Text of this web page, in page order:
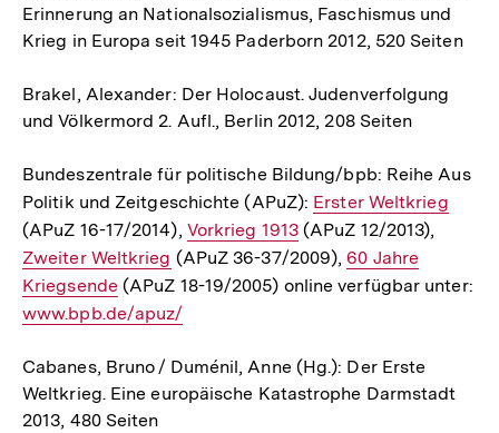
Erinnerung an Nationalsozialismus, Faschismus und
Krieg in Europa seit 1945 Paderborn 2012, 520 Seiten
Brakel, Alexander: Der Holocaust. Judenverfolgung
und Völkermord 2. Aufl., Berlin 2012, 208 Seiten
Bundeszentrale für politische Bildung/bpb: Reihe Aus
Politik und Zeitgeschichte (APuZ): Interner
Link:
Erster Weltkrieg
(APuZ 16-17/2014), Interner
Link:
Vorkrieg 1913(APuZ 12/2013),
Zweiter Weltkrieg (APuZ 36-37/2009),Interner
Link:
60 Jahre
Kriegsende (APuZ 18-19/2005) online verfügbar unter:
Interner
www.bpb.de/apuz/
Cabanes, Bruno / Duménil, Anne (Hg.): Der Erste
Weltkrieg. Eine europäische Katastrophe Darmstadt
2013, 480 Seiten